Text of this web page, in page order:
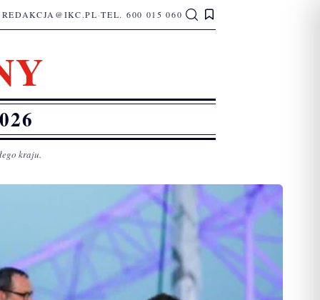
REDAKCJA@IKC.PL·TEL. 600 015 060
kraju.